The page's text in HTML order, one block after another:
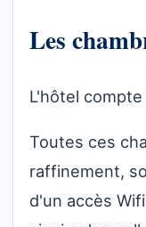
Les
L'hôtel
Toutes ces
raffinement,
d'un accès